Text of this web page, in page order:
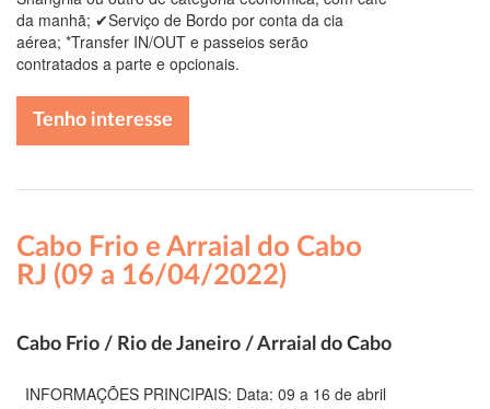
da manhã; ✔Serviço de Bordo por conta da cia
aérea; *Transfer IN/OUT e passeios serão
contratados a parte e opcionais.
Tenho interesse
Cabo Frio e Arraial do Cabo
RJ (09 a 16/04/2022)
Cabo Frio / Rio de Janeiro / Arraial do Cabo
INFORMAÇÕES PRINCIPAIS: Data: 09 a 16 de abril